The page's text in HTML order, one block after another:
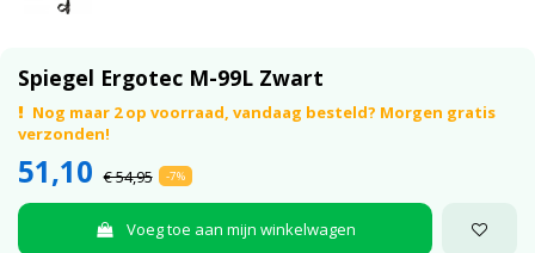
Spiegel Ergotec M-99L Zwart
Nog maar 2 op voorraad, vandaag besteld? Morgen gratis
verzonden!
51,10 € 54,95 -7%
Voeg toe aan mijn winkelwagen